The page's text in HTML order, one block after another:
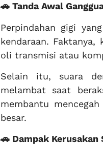
🚗 Tanda Awal
Perpindahan gigi
kendaraan.
oli transmisi atau
Selain itu, suara
melambat saat
membantu
besar.
🚗 Dampak